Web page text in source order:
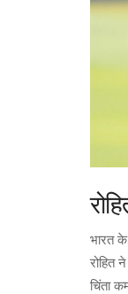
भारत के
रोहित
चिंता